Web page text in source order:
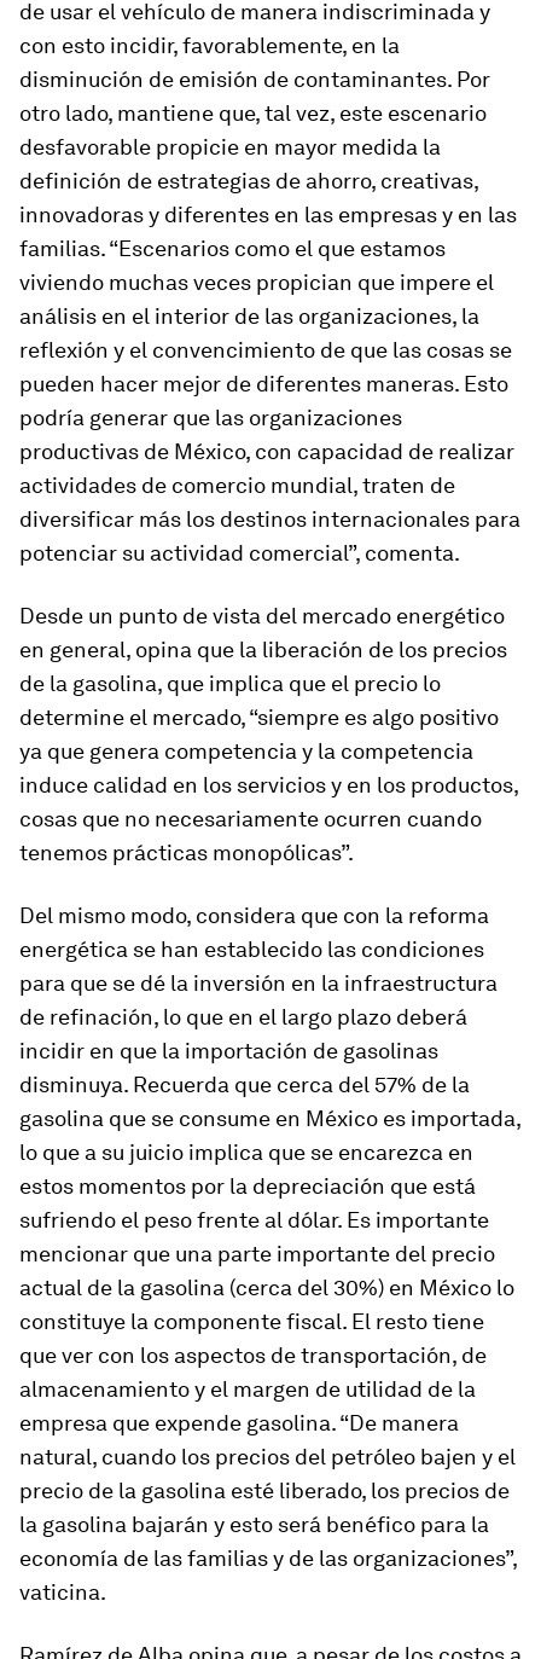
de usar el vehículo de manera indiscriminada y
con esto incidir, favorablemente, en la
disminución de emisión de contaminantes. Por
otro lado, mantiene que, tal vez, este escenario
desfavorable propicie en mayor medida la
definición de estrategias de ahorro, creativas,
innovadoras y diferentes en las empresas y en las
familias. “Escenarios como el que estamos
viviendo muchas veces propician que impere el
análisis en el interior de las organizaciones, la
reflexión y el convencimiento de que las cosas se
pueden hacer mejor de diferentes maneras. Esto
podría generar que las organizaciones
productivas de México, con capacidad de realizar
actividades de comercio mundial, traten de
diversificar más los destinos internacionales para
potenciar su actividad comercial”, comenta.
Desde un punto de vista del mercado energético
en general, opina que la liberación de los precios
de la gasolina, que implica que el precio lo
determine el mercado, “siempre es algo positivo
ya que genera competencia y la competencia
induce calidad en los servicios y en los productos,
cosas que no necesariamente ocurren cuando
tenemos prácticas monopólicas”.
Del mismo modo, considera que con la reforma
energética se han establecido las condiciones
para que se dé la inversión en la infraestructura
de refinación, lo que en el largo plazo deberá
incidir en que la importación de gasolinas
disminuya. Recuerda que cerca del 57% de la
gasolina que se consume en México es importada,
lo que a su juicio implica que se encarezca en
estos momentos por la depreciación que está
sufriendo el peso frente al dólar. Es importante
mencionar que una parte importante del precio
actual de la gasolina (cerca del 30%) en México lo
constituye la componente fiscal. El resto tiene
que ver con los aspectos de transportación, de
almacenamiento y el margen de utilidad de la
empresa que expende gasolina. “De manera
natural, cuando los precios del petróleo bajen y el
precio de la gasolina esté liberado, los precios de
la gasolina bajarán y esto será benéfico para la
economía de las familias y de las organizaciones”,
vaticina.